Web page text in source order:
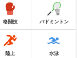
格闘技 バドミントン
陸上 水泳